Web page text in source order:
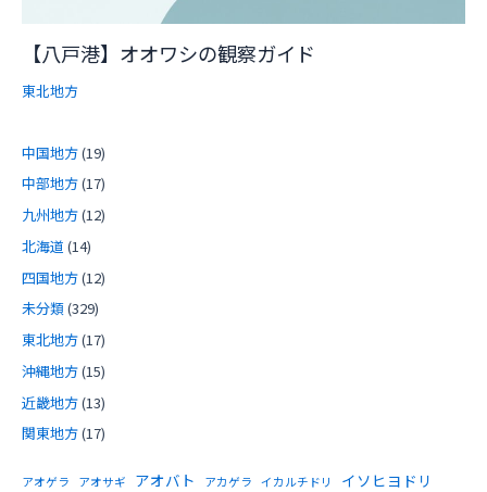
【八戸港】オオワシの観察ガイド
東北地方
中国地方(19)
中部地方(17)
九州地方(12)
北海道 (14)
四国地方(12)
未分類(329)
東北地方(17)
沖縄地方(15)
近畿地方(13)
関東地方(17)
アオゲラ アオサギ アオバト アカゲラ イカルチドリ イソヒヨドリ